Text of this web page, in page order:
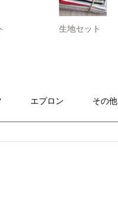
生地セット
エプロン その他